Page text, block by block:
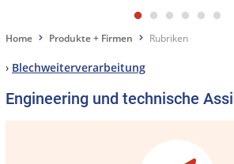
Home Produkte + Firmen Rubriken
› Blechweiterverarbeitung
Engineering und technische